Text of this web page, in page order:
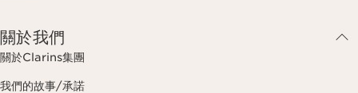
關於我們
關於Clarins集團
我們的故事/承諾